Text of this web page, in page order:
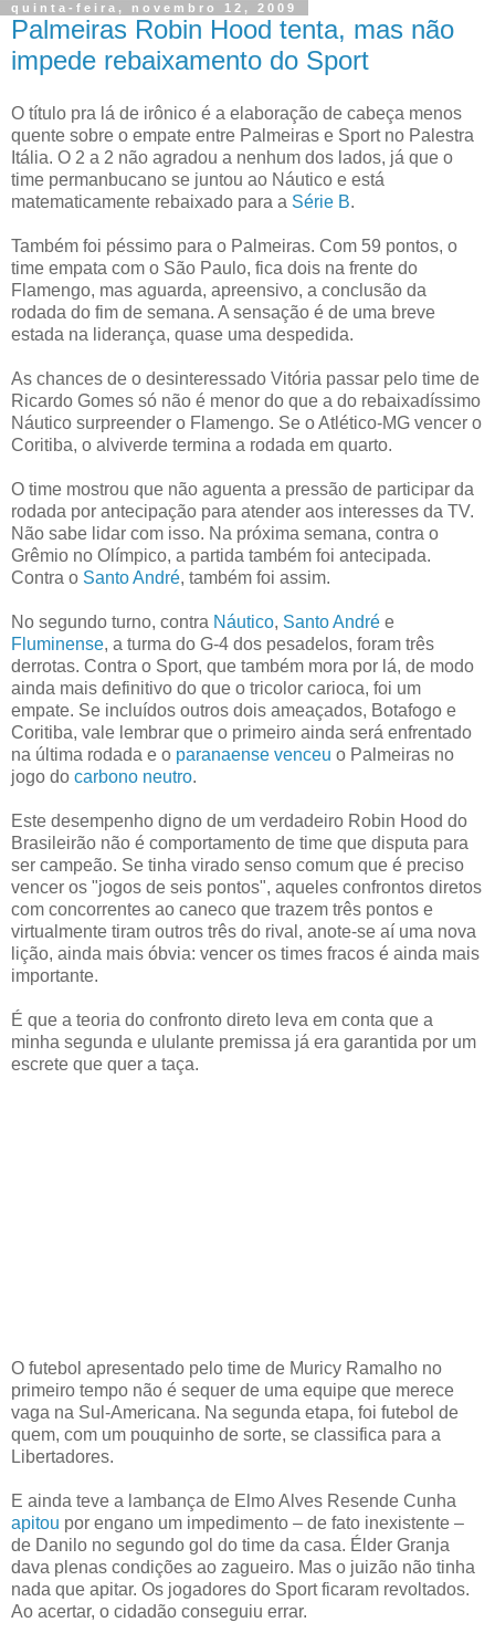
quinta-feira, novembro 12, 2009
Palmeiras Robin Hood tenta, mas não
impede rebaixamento do Sport
O título pra lá de irônico é a elaboração de cabeça menos
quente sobre o empate entre Palmeiras e Sport no Palestra
Itália. O 2 a 2 não agradou a nenhum dos lados, já que o
time permanbucano se juntou ao Náutico e está
matematicamente rebaixado para a Série B.
Também foi péssimo para o Palmeiras. Com 59 pontos, o
time empata com o São Paulo, fica dois na frente do
Flamengo, mas aguarda, apreensivo, a conclusão da
rodada do fim de semana. A sensação é de uma breve
estada na liderança, quase uma despedida.
As chances de o desinteressado Vitória passar pelo time de
Ricardo Gomes só não é menor do que a do rebaixadíssimo
Náutico surpreender o Flamengo. Se o Atlético-MG vencer o
Coritiba, o alviverde termina a rodada em quarto.
O time mostrou que não aguenta a pressão de participar da
rodada por antecipação para atender aos interesses da TV.
Não sabe lidar com isso. Na próxima semana, contra o
Grêmio no Olímpico, a partida também foi antecipada.
Contra o Santo André, também foi assim.
No segundo turno, contra Náutico, Santo André e
Fluminense, a turma do G-4 dos pesadelos, foram três
derrotas. Contra o Sport, que também mora por lá, de modo
ainda mais definitivo do que o tricolor carioca, foi um
empate. Se incluídos outros dois ameaçados, Botafogo e
Coritiba, vale lembrar que o primeiro ainda será enfrentado
na última rodada e o paranaense venceu o Palmeiras no
jogo do carbono neutro.
Este desempenho digno de um verdadeiro Robin Hood do
Brasileirão não é comportamento de time que disputa para
ser campeão. Se tinha virado senso comum que é preciso
vencer os "jogos de seis pontos", aqueles confrontos diretos
com concorrentes ao caneco que trazem três pontos e
virtualmente tiram outros três do rival, anote-se aí uma nova
lição, ainda mais óbvia: vencer os times fracos é ainda mais
importante.
É que a teoria do confronto direto leva em conta que a
minha segunda e ululante premissa já era garantida por um
escrete que quer a taça.
O futebol apresentado pelo time de Muricy Ramalho no
primeiro tempo não é sequer de uma equipe que merece
vaga na Sul-Americana. Na segunda etapa, foi futebol de
quem, com um pouquinho de sorte, se classifica para a
Libertadores.
E ainda teve a lambança de Elmo Alves Resende Cunha
apitou por engano um impedimento – de fato inexistente –
de Danilo no segundo gol do time da casa. Élder Granja
dava plenas condições ao zagueiro. Mas o juizão não tinha
nada que apitar. Os jogadores do Sport ficaram revoltados.
Ao acertar, o cidadão conseguiu errar.